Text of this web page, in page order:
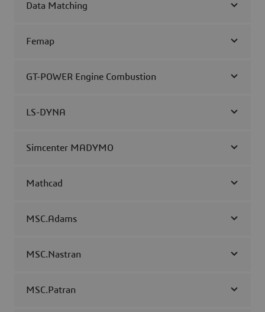
Data Matching
Femap
GT-POWER Engine Combustion
LS-DYNA
Simcenter MADYMO
Mathcad
MSC.Adams
MSC.Nastran
MSC.Patran